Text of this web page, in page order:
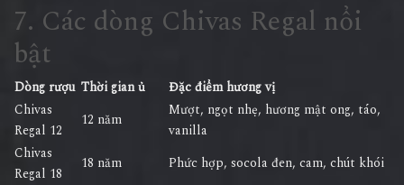
7. Các dòng Chivas Regal nổi
bật
Dòng rượu Thời gian ủ
Đặc điểm hương vị
Chivas
Regal 12
12 năm
Mượt, ngọt nhẹ, hương mật ong, táo,
vanilla
Chivas
Regal 18
18 năm
Phức hợp, socola đen, cam, chút khói